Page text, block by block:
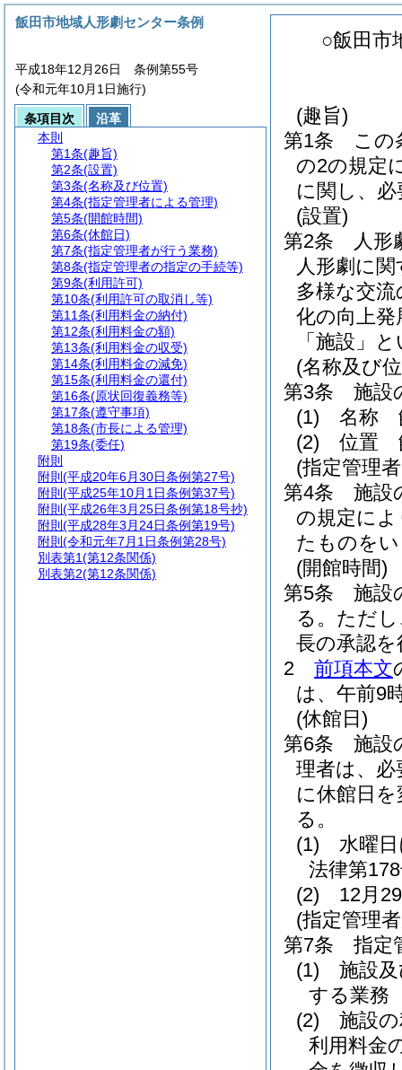
○飯田市
(趣旨)
第1条
この
の2の規定
に関し、
(設置)
第2条
人形
人形劇に
多様な交
化の向上
「施設」
(名称及び
第3条
施設
(1)
名称
(2)
位置
(指定管理
第4条
施設
の規定に
たものを
(開館時間)
第5条
施設
る。 ただ
長の承認
2
前項本文
は、午前9
(休館日)
第6条
施設
理者は、
に休館日
る。
(1)
水曜
法律第
(2)
12月
(指定管理
第7条
指定
(1)
施設
する業務
(2)
施設
利用料金
飯田市地域人形劇センター条例
平成18年12月26日 条例第55号
(令和元年10月1日施行)
条項目次
沿革
本則
第1条(趣旨)
第2条(設置)
第3条(名称及び位置)
第4条(指定管理者による管理)
第5条(開館時間)
第6条(休館日)
第7条(指定管理者が行う業務)
第8条(指定管理者の指定の手続等)
第9条(利用許可)
第10条(利用許可の取消し等)
第11条(利用料金の納付)
第12条(利用料金の額)
第13条(利用料金の収受)
第14条(利用料金の減免)
第15条(利用料金の還付)
第16条(原状回復義務等)
第17条(遵守事項)
第18条(市長による管理)
第19条(委任)
附則
附則 (平成20年6月30日条例第27号)
附則 (平成25年10月1日条例第37号)
附則 (平成26年3月25日条例第18号抄)
附則 (平成28年3月24日条例第19号)
附則 (令和元年7月1日条例第28号)
別表第1(第12条関係)
別表第2(第12条関係)